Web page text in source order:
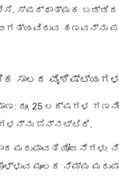
ಸ್ಪರ್ಧಾತ್ಮಕ
ಹಣವನ್ನು
ಸಾಲದ
: ರೂ. 25 ಲಕ್ಷಗಳ
ಬೆನ್ನಟ್ಟಿರಿ.
ಮರುಪಾವತಿ ಯೋಜನೆಗಳು:
ಮೂಲಕ ನಿಮ್ಮ